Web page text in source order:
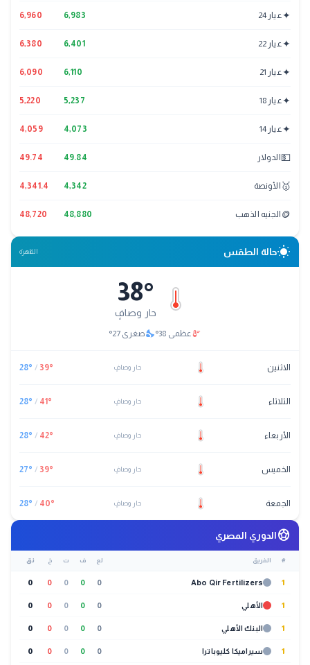
✦ عيار 24 6,983
6,960
✦ عيار 22 6,401
6,380
✦ عيار 21 6,110
6,090
✦ عيار 18 5,237
5,220
✦ عيار 14 4,073
4,059
💵الدولار 49.84
49.74
🥇 الأونصة 4,342
4,341.4
🪙 الجنيه الذهب 48,880
48,720
wb_sunnyحالة الطقس القاهرة
38°
حار وصافٍ
thermostat عظمى 38
°
nights_stayصغرى 27
°
الاثنين حار وصافٍ 39°
/
28°
الثلاثاء حار وصافٍ 41°
/
28°
الأربعاء حار وصافٍ 42°
/
28°
الخميس حار وصافٍ 39°
/
27°
الجمعة حار وصافٍ 40°
/
28°
sports_soccerالدوري المصري
# الفريق لع ف ت خ نق
1
Abo Qir Fertilizers
0
0
0
0
0
1 الأهلي 0
0
0
0
0
1 البنك الأهلي 0
0
0
0
0
1 سيراميكا كليوباترا 0
0
0
0
0